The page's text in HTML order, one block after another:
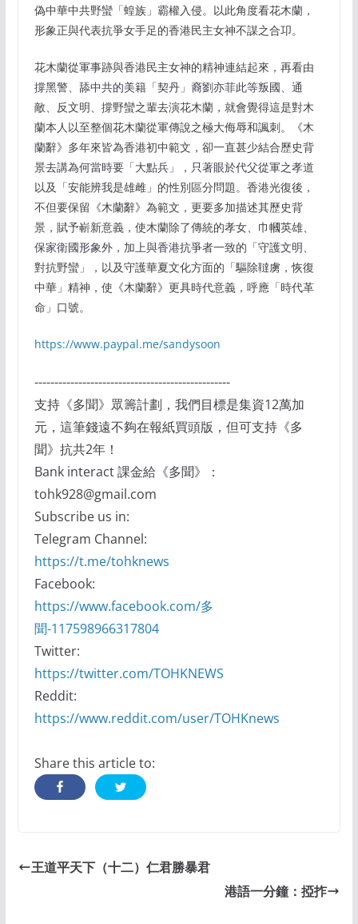
偽中華中共野蠻「蝗族」霸權入侵。以此角度看花木蘭，
形象正與代表抗爭女手足的香港民主女神不謀之合卭。
花木蘭從軍事跡與香港民主女神的精神連結起來，再看由
撐黑警、舔中共的美籍「契丹」裔劉亦菲此等叛國、通
敵、反文明、撐野蠻之輩去演花木蘭，就會覺得這是對木
蘭本人以至整個花木蘭從軍傳說之極大侮辱和諷刺。《木
蘭辭》多年來皆為香港初中範文，卻一直甚少結合歷史背
景去講為何當時要「大點兵」，只著眼於代父從軍之孝道
以及「安能辨我是雄雌」的性別區分問題。香港光復後，
不但要保留《木蘭辭》為範文，更要多加描述其歷史背
景，賦予嶄新意義，使木蘭除了傳統的孝女、巾幗英雄、
保家衛國形象外，加上與香港抗爭者一致的「守護文明、
對抗野蠻」，以及守護華夏文化方面的「驅除韃虜，恢復
中華」精神，使《木蘭辭》更具時代意義，呼應「時代革
命」口號。
https://www.paypal.me/sandysoon
-------------------------------------------------
支持《多聞》眾籌計劃，我們目標是集資12萬加
元，這筆錢遠不夠在報紙買頭版，但可支持《多
聞》抗共2年！
Bank interact 課金給《多聞》：
tohk928@gmail.com
Subscribe us in:
Telegram Channel:
https://t.me/tohknews
Facebook:
https://www.facebook.com/多
聞-117598966317804
Twitter:
https://twitter.com/TOHKNEWS
Reddit:
https://www.reddit.com/user/TOHKnews
Share this article to:
王道平天下（十二）仁君勝暴君
港語一分鐘：掗拃